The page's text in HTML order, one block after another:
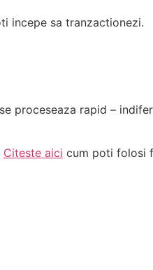
incepe sa tranzactionezi.
proceseaza rapid –
Citeste aici cum poti folosi